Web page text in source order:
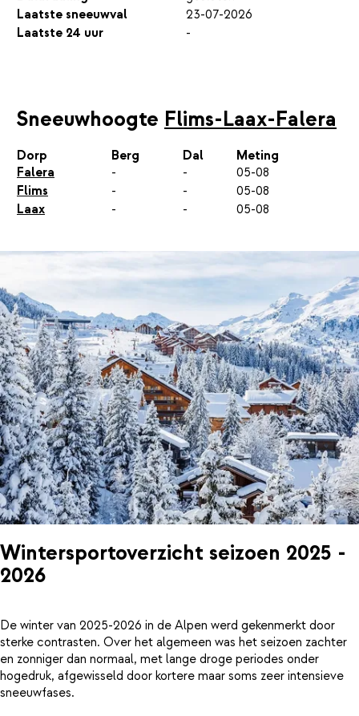
Laatste sneeuwval
23-07-2026
Laatste 24 uur
-
Sneeuwhoogte Flims-Laax-Falera
Dorp Berg Dal
Meting
Falera
- -
05-08
Flims
- -
05-08
Laax
- - 05-08
Wintersportoverzicht seizoen 2025 -
2026
De winter van 2025-2026 in de Alpen werd gekenmerkt door
sterke contrasten. Over het algemeen was het seizoen zachter
en zonniger dan normaal, met lange droge periodes onder
hogedruk, afgewisseld door kortere maar soms zeer intensieve
sneeuwfases.